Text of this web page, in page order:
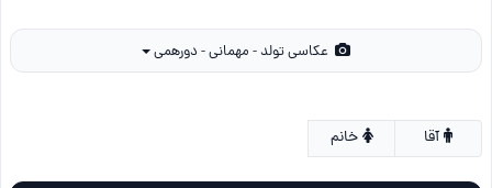
خانم